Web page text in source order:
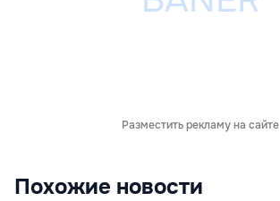
Разместить рекламу на сайте
Похожие новости